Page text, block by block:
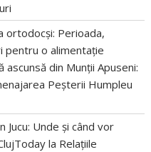
ortodocși: Perioada,
pentru o alimentație
ascunsă din Munții Apuseni:
Peșterii Humpleu
Jucu: Unde și când vor
la Relațiile